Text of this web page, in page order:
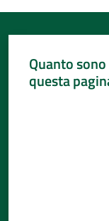
Quanto
questa